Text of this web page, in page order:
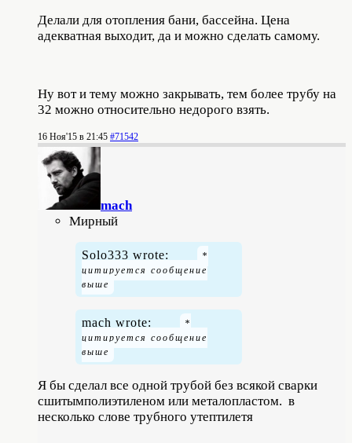
Делали для отопления бани, бассейна. Цена
адекватная выходит, да и можно сделать самому.
Ну вот и тему можно закрывать, тем более трубу на
32 можно относительно недорого взять.
16 Ноя'15 в 21:45 #71542
mach
Мирный
Solo333 wrote:
mach wrote:
Я бы сделал все одной трубой без всякой сварки
сшитымполиэтиленом или металопластом. в
несколько слове трубного утептилетя